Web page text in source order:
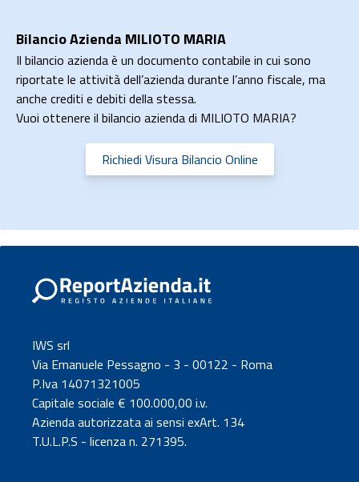
Bilancio Azienda MILIOTO MARIA
Il bilancio azienda è un documento contabile in cui sono
riportate le attività dell’azienda durante l’anno fiscale, ma
anche crediti e debiti della stessa.
Vuoi ottenere il bilancio azienda di MILIOTO MARIA?
Richiedi Visura Bilancio Online
IWS srl
Via Emanuele Pessagno - 3 - 00122 - Roma
P.Iva 14071321005
Capitale sociale € 100.000,00 i.v.
Azienda autorizzata ai sensi exArt. 134
T.U.L.P.S - licenza n. 271395.